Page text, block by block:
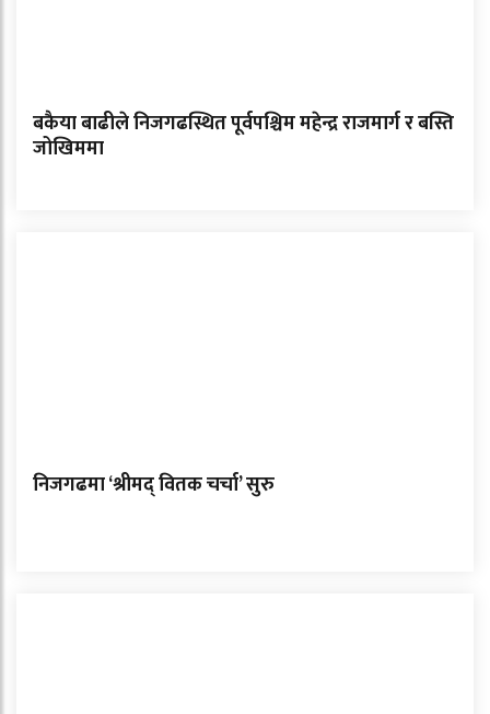
बकैया बाढीले निजगढस्थित पूर्वपश्चिम महेन्द्र राजमार्ग र बस्ति
जोखिममा
निजगढमा ‘श्रीमद् वितक चर्चा’ सुरु